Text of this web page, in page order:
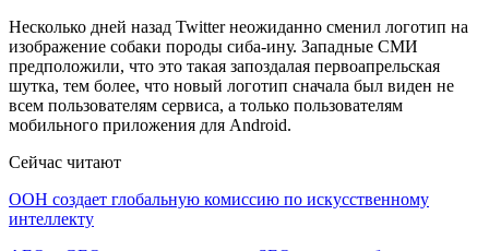
Несколько дней назад Twitter неожиданно сменил логотип на
изображение собаки породы сиба-ину. Западные СМИ
предположили, что это такая запоздалая первоапрельская
шутка, тем более, что новый логотип сначала был виден не
всем пользователям сервиса, а только пользователям
мобильного приложения для Android.
Сейчас читают
ООН создает глобальную комиссию по искусственному
интеллекту